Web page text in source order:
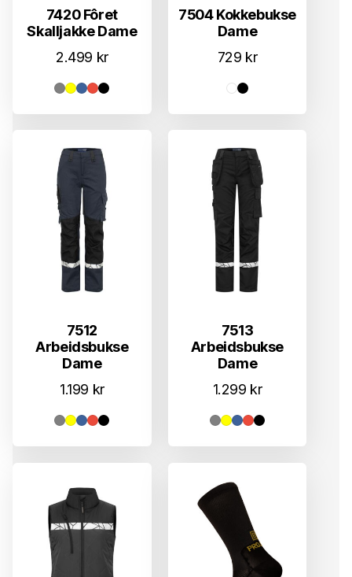
7420 Fôret
Skalljakke Dame
2.499 kr
7504 Kokkebukse
Dame
729 kr
7512
Arbeidsbukse
Dame
1.199 kr
7513
Arbeidsbukse
Dame
1.299 kr